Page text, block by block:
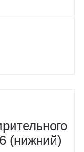
(нижний)